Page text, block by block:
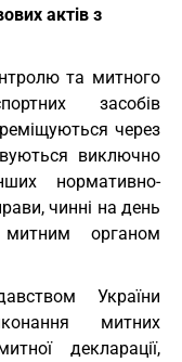
актів з
та митного
засобів
через
виключно
нормативно-
чинні на день
митним органом
України
митних
декларації,